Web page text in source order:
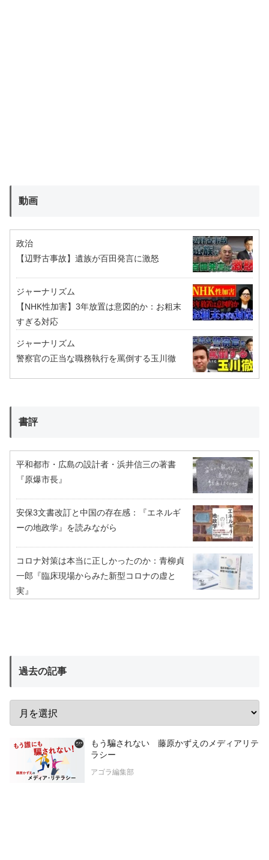
動画
政治
【辺野古事故】遺族が百田発言に激怒
ジャーナリズム
【NHK性加害】3年放置は意図的か：お粗末
すぎる対応
ジャーナリズム
警察官の正当な職務執行を罵倒する玉川徹
書評
平和都市・広島の設計者・浜井信三の著書
『原爆市長』
安保3文書改訂と中国の存在感：『エネルギ
ーの地政学』を読みながら
コロナ対策は本当に正しかったのか：青柳貞
一郎『臨床現場からみた新型コロナの虚と
実』
過去の記事
もう騙されない 藤原かずえのメディアリテ
ラシー
アゴラ編集部